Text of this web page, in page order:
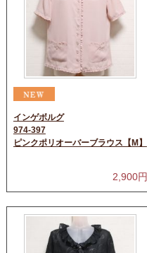
インゲボルグ
974-397
ピンクポリオーバーブラウス【M】
2,900円